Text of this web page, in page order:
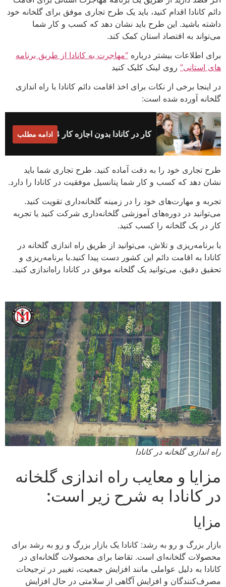
دائم کانادا اقدام کنید، باید یک طرح تجاری موفق برای گلخانه خود
داشته باشید. این طرح باید نشان دهد که کسب و کار شما
می‌تواند به اقتصاد استان کمک کند.
برای اطلاعات بیشتر درباره “مهاجرت به کانادا از طریق برنامه
های استانی” روی لینک کلیک کنید
در اینجا برخی از نکات برای اخذ اقامت دائم کانادا با راه اندازی
گلخانه آورده شده است:
کار در کانادا بدون اجازه کار 2024 ادامه مطلب
طرح تجاری خود را به دقت آماده کنید. طرح تجاری شما باید
نشان دهد که کسب و کار شما پتانسیل موفقیت در کانادا را دارد.
تجربه و مهارت‌های خود را در زمینه گلخانه‌داری تقویت کنید.
می‌توانید در دوره‌های آموزشی گلخانه‌داری شرکت کنید یا تجربه
کار در یک گلخانه را کسب کنید.
با برنامه‌ریزی و تلاش، می‌توانید از طریق راه اندازی گلخانه در
کانادا به اقامت دائم این کشور دست پیدا کنید.با برنامه‌ریزی و
تحقیق دقیق، می‌توانید یک گلخانه موفق در کانادا راه‌اندازی کنید.
راه اندازی گلخانه در کانادا
مزایا و معایب راه اندازی گلخانه
در کانادا به شرح زیر است:
مزایا
بازار بزرگ و رو به رشد: کانادا یک بازار بزرگ و رو به رشد برای
محصولات گلخانه‌ای است. تقاضا برای محصولات گلخانه‌ای در
کانادا به دلیل عواملی مانند افزایش جمعیت، تغییر در ترجیحات
مصرف‌کنندگان و افزایش آگاهی از سلامتی در حال افزایش